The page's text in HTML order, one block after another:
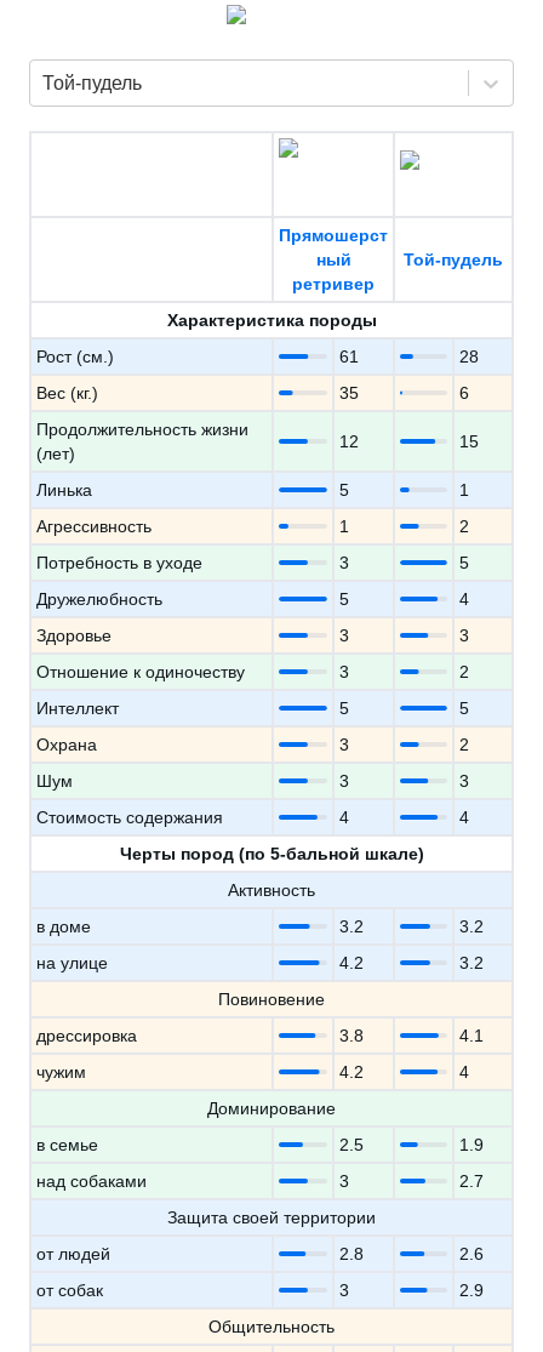
Той-пудель
Прямошерст
ный
ретривер
Той-пудель
Характеристика породы
Рост (см.)
61
28
Вес (кг.)
35
6
Продолжительность жизни
(лет)
12 15
Линька 5
1
Агрессивность
1
2
Потребность в уходе
3
5
Дружелюбность
5
4
Здоровье
3
3
Отношение к одиночеству
3
2
Интеллект
5
5
Охрана
3
2
Шум
3
3
Стоимость содержания
4
4
Черты пород (по 5-бальной шкале)
Активность
в доме
3.2
3.2
на улице
4.2
3.2
Повиновение
дрессировка
3.8
4.1
чужим
4.2
4
Доминирование
в семье
2.5
1.9
над собаками
3
2.7
Защита своей территории
от людей
2.8
2.6
от собак
3
2.9
Общительность